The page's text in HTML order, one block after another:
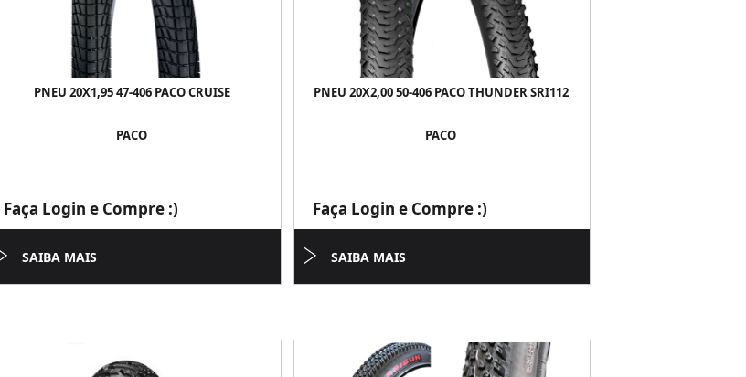
PNEU 20X1,95 47-406 PACO CRUISE
PACO
Faça Login e Compre :)
SAIBA MAIS
PNEU 20X2,00 50-406 PACO THUNDER SRI112
PACO
Faça Login e Compre :)
SAIBA MAIS